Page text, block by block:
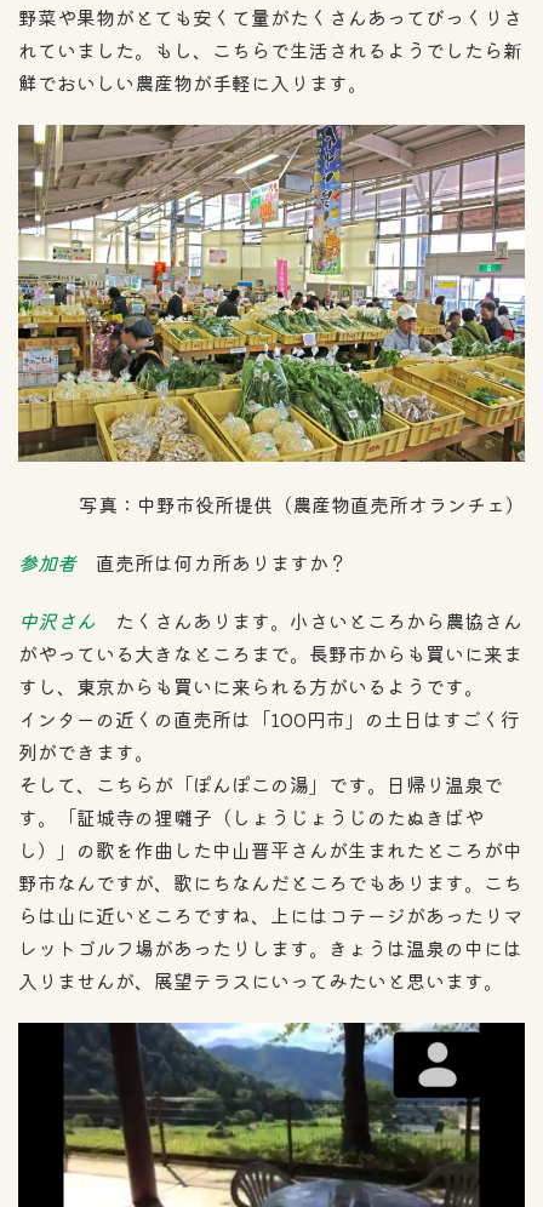
野菜や果物がとても安くて量がたくさんあってびっくりさ
れていました。もし、こちらで生活されるようでしたら新
鮮でおいしい農産物が手軽に入ります。
写真：中野市役所提供（農産物直売所オランチェ）
参加者直売所は何カ所ありますか？
中沢さん たくさんあります。小さいところから農協さん
がやっている大きなところまで。長野市からも買いに来ま
すし、東京からも買いに来られる方がいるようです。
インターの近くの直売所は「100円市」の土日はすごく行
列ができます。
そして、こちらが「ぽんぽこの湯」です。日帰り温泉で
す。「証城寺の狸囃子（しょうじょうじのたぬきばや
し）」の歌を作曲した中山晋平さんが生まれたところが中
野市なんですが、歌にちなんだところでもあります。こち
らは山に近いところですね、上にはコテージがあったりマ
レットゴルフ場があったりします。きょうは温泉の中には
入りませんが、展望テラスにいってみたいと思います。